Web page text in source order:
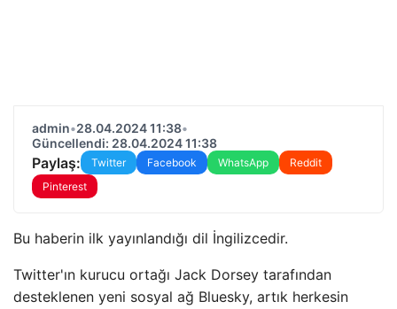
admin•28.04.2024 11:38•
Güncellendi: 28.04.2024 11:38
Paylaş: Twitter Facebook WhatsApp
Reddit
Pinterest
Bu haberin ilk yayınlandığı dil İngilizcedir.
Twitter'ın kurucu ortağı Jack Dorsey tarafından
desteklenen yeni sosyal ağ Bluesky, artık herkesin